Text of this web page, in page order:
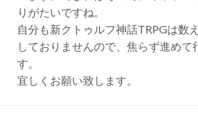
りがたいですね。
自分も新クトゥルフ神話TRPGは数
しておりませんので、焦らず進めて
す。
宜しくお願い致します。